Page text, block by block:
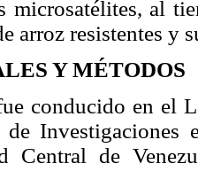
microsatélites, al
arroz resistentes y
Y MÉTODOS
conducido en el
de
Central de